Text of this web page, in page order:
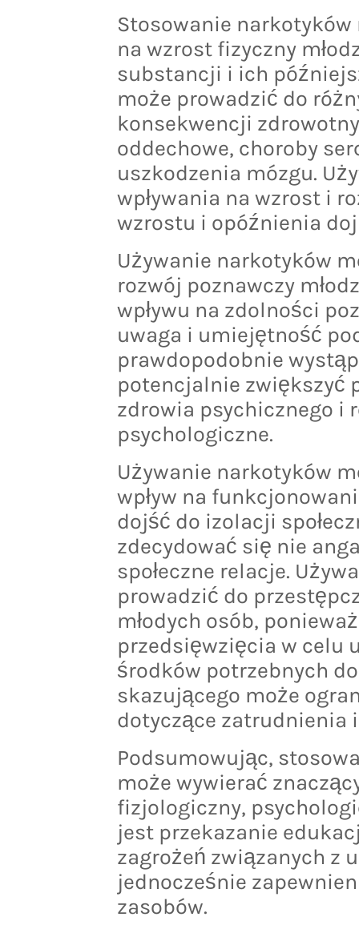
Stosowanie narkotyków
na wzrost fizyczny
substancji i ich
może prowadzić do
konsekwencji
oddechowe, choroby
uszkodzenia mózgu.
wpływania na wzrost i
wzrostu i opóźnienia
Używanie narkotyków
rozwój poznawczy
wpływu na zdolności
uwaga i umiejętność
prawdopodobnie
potencjalnie zwiększyć
zdrowia psychicznego i
psychologiczne.
Używanie narkotyków
wpływ na
dojść do izolacji
zdecydować się nie
społeczne relacje.
prowadzić do
młodych osób,
przedsięwzięcia w celu
środków potrzebnych
skazującego może
dotyczące zatrudnienia
Podsumowując,
może wywierać
fizjologiczny,
jest przekazanie
zagrożeń związanych z
jednocześnie
zasobów.